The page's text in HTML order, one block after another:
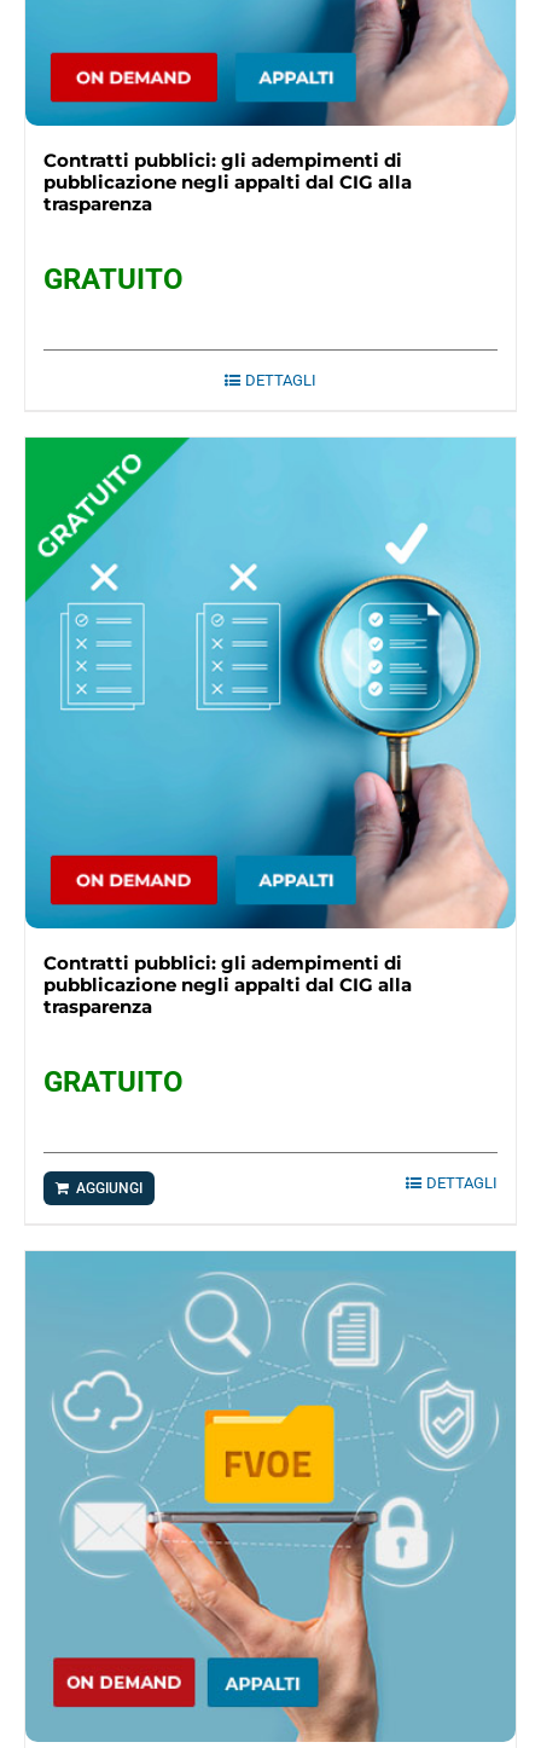
Contratti pubblici: gli adempimenti di
pubblicazione negli appalti dal CIG alla
trasparenza
GRATUITO
DETTAGLI
Contratti pubblici: gli adempimenti di
pubblicazione negli appalti dal CIG alla
trasparenza
GRATUITO
AGGIUNGI DETTAGLI